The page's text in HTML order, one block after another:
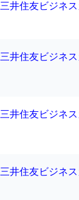
三井住友ビジネ
三井住友ビジネ
三井住友ビジネ
三井住友ビジネ